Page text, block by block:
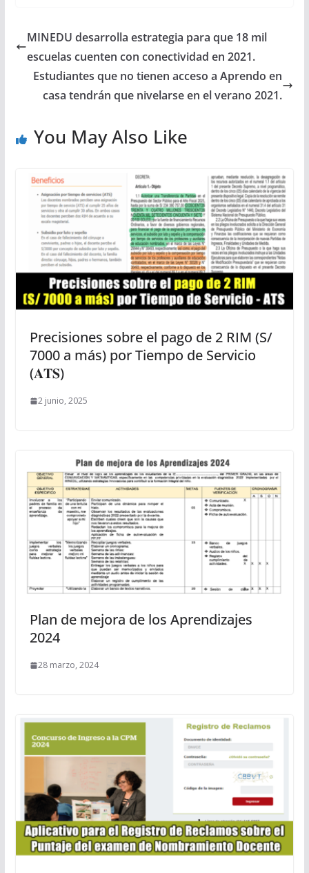
MINEDU desarrolla estrategia para que 18 mil
escuelas cuenten con conectividad en 2021.
Estudiantes que no tienen acceso a Aprendo en
casa tendrán que nivelarse en el verano 2021.
You May Also Like
Precisiones sobre el pago de 2 RIM (S/
7000 a más) por Tiempo de Servicio
(𝐀𝐓𝐒)
2 junio, 2025
Plan de mejora de los Aprendizajes
2024
28 marzo, 2024